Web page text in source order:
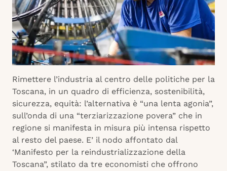
Rimettere l’industria al centro delle politiche per la
Toscana, in un quadro di efficienza, sostenibilità,
sicurezza, equità: l’alternativa è “una lenta agonia”,
sull’onda di una “terziarizzazione povera” che in
regione si manifesta in misura più intensa rispetto
al resto del paese. E’ il nodo affontato dal
‘Manifesto per la reindustrializzazione della
Toscana”, stilato da tre economisti che offrono